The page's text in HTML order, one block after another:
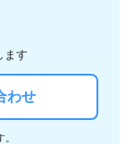
ます
わせ